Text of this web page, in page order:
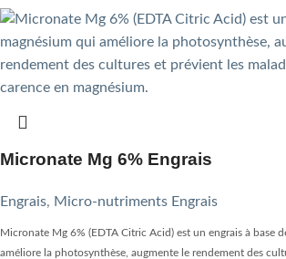
Micronate Mg 6% Engrais
Engrais, Micro-nutriments Engrais
Micronate Mg 6% (EDTA Citric Acid) est un engrais à base
améliore la photosynthèse, augmente le rendement des